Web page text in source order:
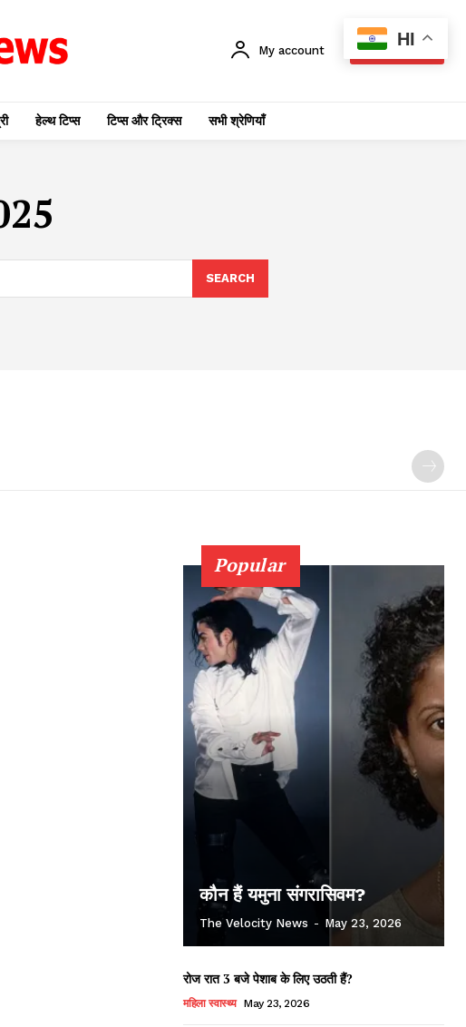
My account SUBSCRIBE
हेल्थ टिप्स टिप्स और ट्रिक्स सभी श्रेणियाँ
SEARCH
Popular
कौन हैं यमुना संगरासिवम?
The Velocity News - May 23, 2026
रोज रात 3 बजे पेशाब के लिए उठती हैं?
महिला स्वास्थ्य May 23, 2026
HI